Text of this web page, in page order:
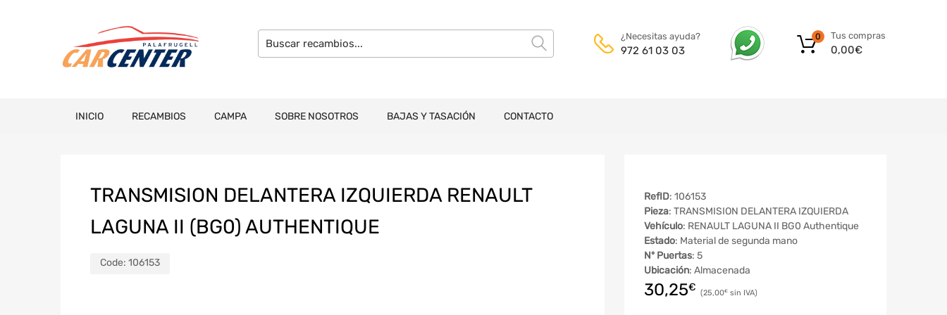
¿Necesitas ayuda?
972 61 03 03
Tus compras
0,00€
0
INICIO RECAMBIOS CAMPA SOBRE NOSOTROS BAJAS Y TASACIÓN CONTACTO
TRANSMISION DELANTERA IZQUIERDA RENAULT
LAGUNA II (BG0) AUTHENTIQUE
Code: 106153
RefID: 106153
Pieza: TRANSMISION DELANTERA IZQUIERDA
Vehículo: RENAULT LAGUNA II BG0 Authentique
Estado: Material de segunda mano
Nº Puertas: 5
Ubicación: Almacenada
30,25€ 25,00€